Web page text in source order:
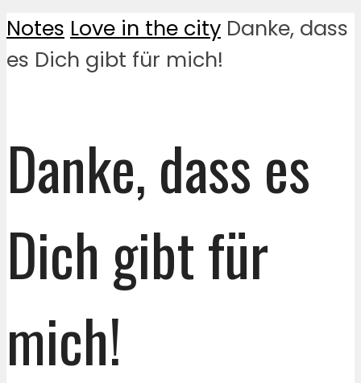
Notes Love in the city Danke, dass
es Dich gibt für mich!
Danke, dass es
Dich gibt für
mich!